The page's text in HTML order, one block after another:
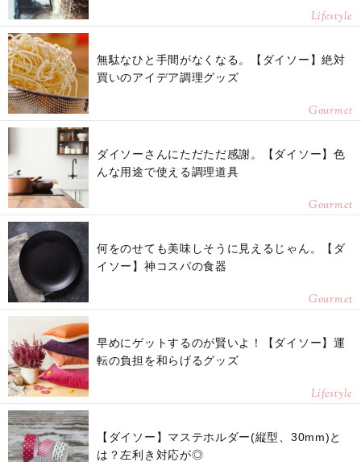
Lifestyle
無駄なひと手間がなくなる。【ダイソー】絶対
買いのアイデア調理グッズ
Gourmet
ダイソーさんにただただ感謝。【ダイソー】色
んな用途で使える調理道具
Gourmet
何をのせても美味しそうに見えるじゃん。【ダ
イソー】神コスパの食器
Gourmet
早めにゲットするのが賢いよ！【ダイソー】運
転の負担を和らげるグッズ
Lifestyle
【ダイソー】マステホルダー(縦型、30mm)と
は？左利き対応が◎